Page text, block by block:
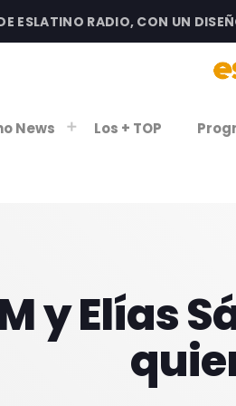
RADIO, CON UN
News Los + TOP
PROGRAMACIÓN
y Elías